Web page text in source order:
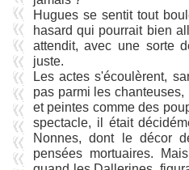
Hugues se sentit tout
hasard qui pourrait bien
attendit, avec une sorte
juste.
Les actes s'écoulèrent,
pas parmi les
et peintes comme des
spectacle, il était
Nonnes, dont le décor
pensées mortuaires.